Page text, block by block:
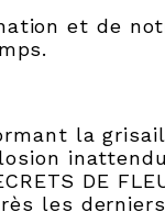
et de
la
DE
les